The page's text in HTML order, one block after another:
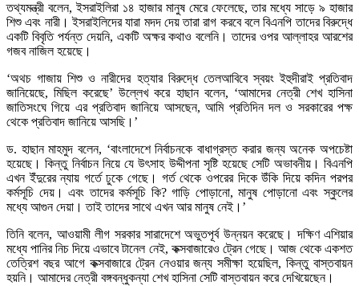
তথ্যমন্ত্রী বলেন, ইসরাইলিরা ১৪ হাজার মানুষ মেরে ফেলেছে, তার মধ্যে সাড়ে ৯ হাজার
শিশু এবং নারী। ইসরাইলিদের যারা মদদ দেয় তারা রাগ করবে বলে বিএনপি তাদের বিরুদ্ধে
একটি বিবৃতি পর্যন্ত দেয়নি, একটি অক্ষর কথাও বলেনি। তাদের ওপর আল্লাহর আরশের
গজব নাজিল হয়েছে।
‘অথচ গাজায় শিশু ও নারীদের হত্যার বিরুদ্ধে তেলআবিবে স্বয়ং ইহুদীরাই প্রতিবাদ
জানিয়েছে, মিছিল করেছে’ উল্লেখ করে হাছান বলেন, ‘আমাদের নেত্রী শেখ হাসিনা
জাতিসংঘে গিয়ে এর প্রতিবাদ জানিয়ে আসছেন, আমি প্রতিদিন দল ও সরকারের পক্ষ
থেকে প্রতিবাদ জানিয়ে আসছি।’
ড. হাছান মাহমুদ বলেন, ‘বাংলাদেশে নির্বাচনকে বাধাগ্রস্ত করার জন্য অনেক অপচেষ্টা
হয়েছে। কিন্তু নির্বাচন নিয়ে যে উৎসাহ উদ্দীপনা সৃষ্টি হয়েছে সেটি অভাবনীয়। বিএনপি
এখন ইঁদুরের ন্যায় গর্তে ঢুকে গেছে। গর্ত থেকে ওপরের দিকে উঁকি দিয়ে কদিন পরপর
কর্মসূচি দেয়। এবং তাদের কর্মসূচি কি? গাড়ি পোড়ানো, মানুষ পোড়ানো এবং স্কুলের
মধ্যে আগুন দেয়া। তাই তাদের সাথে এখন আর মানুষ নেই।’
তিনি বলেন, আওয়ামী লীগ সরকার সারাদেশে অভুতপূর্ব উন্নয়ন করেছে। দক্ষিণ এশিয়ার
মধ্যে পানির নিচ দিয়ে এভাবে টানেল নেই, কক্সবাজারেও ট্রেন গেছে। আজ থেকে একশত
তেত্রিশ বছর আগে কক্সবাজারে ট্রেন নেওয়ার জন্য সমীক্ষা হয়েছিল, কিন্তু বাস্তবায়ন
হয়নি। আমাদের নেত্রী বঙ্গবন্ধুকন্যা শেখ হাসিনা সেটি বাস্তবায়ন করে দেখিয়েছেন।